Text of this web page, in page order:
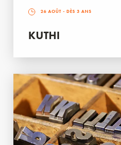
26 AOÛT - DÈS 3 ANS
KUTHI